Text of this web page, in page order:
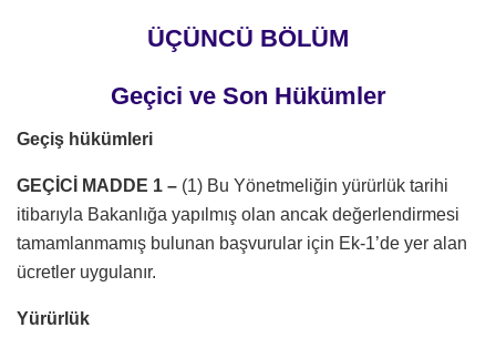
ÜÇÜNCÜ BÖLÜM
Geçici ve Son Hükümler
Geçiş hükümleri
GEÇİCİ MADDE 1 – (1) Bu Yönetmeliğin yürürlük tarihi
itibarıyla Bakanlığa yapılmış olan ancak değerlendirmesi
tamamlanmamış bulunan başvurular için Ek-1’de yer alan
ücretler uygulanır.
Yürürlük